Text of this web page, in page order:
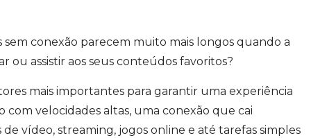
conexão parecem muito mais longos quando a
ou assistir aos seus conteúdos favoritos?
mais importantes para garantir uma experiência
velocidades altas, uma conexão que cai
vídeo, streaming, jogos online e até tarefas simples